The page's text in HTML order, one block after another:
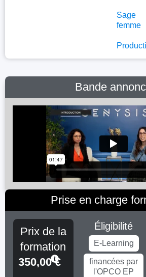
Sage
femme
Bande
Prise en charge
Prix de la
formation
350,00€
Éligibilité
E-Learning
financées par
l'OPCO EP